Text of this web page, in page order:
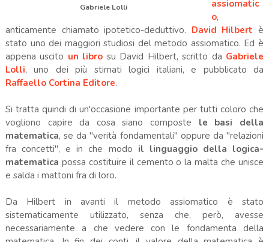
Gabriele Lolli
assiomatic
o,
anticamente chiamato ipotetico-deduttivo. David Hilbert è
stato uno dei maggiori studiosi del metodo assiomatico. Ed è
appena uscito un libro su David Hilbert, scritto da Gabriele
Lolli, uno dei più stimati logici italiani, e pubblicato da
Raffaello Cortina Editore.
Si tratta quindi di un'occasione importante per tutti coloro che
vogliono capire da cosa siano composte le basi della
matematica, se da "verità fondamentali" oppure da "relazioni
fra concetti", e in che modo il linguaggio della logica-
matematica possa costituire il cemento o la malta che unisce
e salda i mattoni fra di loro.
Da Hilbert in avanti il metodo assiomatico è stato
sistematicamente utilizzato, senza che, però, avesse
necessariamente a che vedere con le fondamenta della